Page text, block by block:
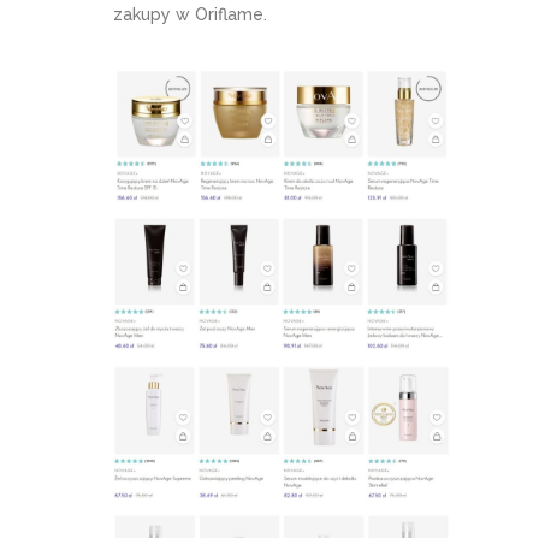
zakupy w Oriflame.